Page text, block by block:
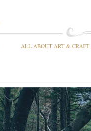
ALL ABOUT ART & CRAFT